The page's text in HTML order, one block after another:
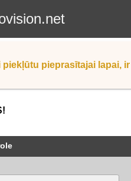
piekļūtu pieprasītajai lapai,